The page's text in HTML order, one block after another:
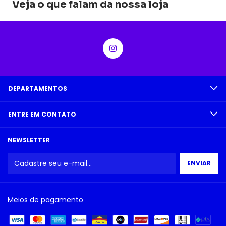
Veja o que falam da nossa loja
DEPARTAMENTOS
ENTRE EM CONTATO
NEWSLETTER
Meios de pagamento